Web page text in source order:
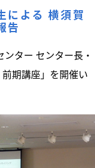
よる 横須賀
告
ター センター長・
期講座」を開催い